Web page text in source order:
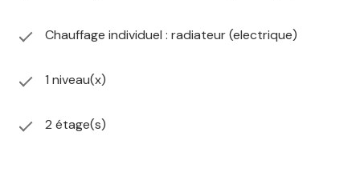
Chauffage individuel : radiateur (electrique)
1 niveau(x)
2 étage(s)